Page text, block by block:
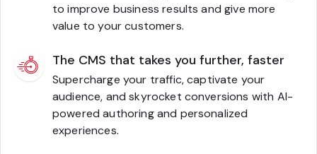
to improve business results and give more
value to your customers.
The CMS that takes you further, faster
Supercharge your traffic, captivate your
audience, and skyrocket conversions with AI-
powered authoring and personalized
experiences.